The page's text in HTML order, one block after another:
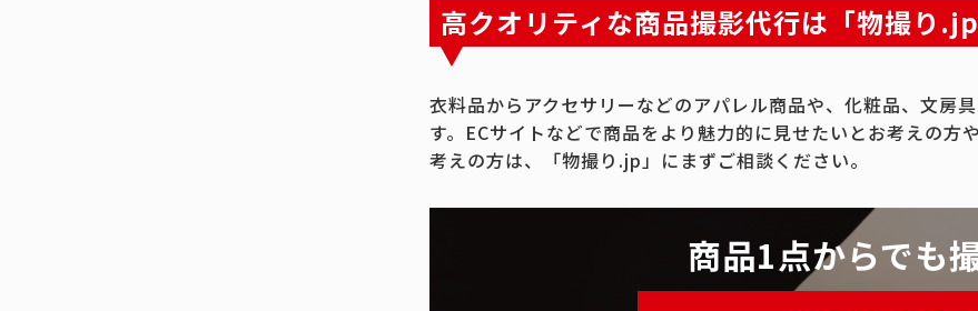
高クオリティな商品撮影代行は「物撮り
衣料品からアクセサリーなどのアパレル商品や、化粧品、文房
す。ECサイトなどで商品をより魅力的に見せたいとお考えの方
考えの方は、「物撮り.jp」にまずご相談ください。
商品1点からでも